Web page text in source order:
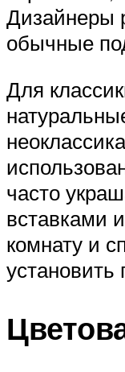
Дизайнеры
обычные
Для
часто
вставками
комнату и
установить